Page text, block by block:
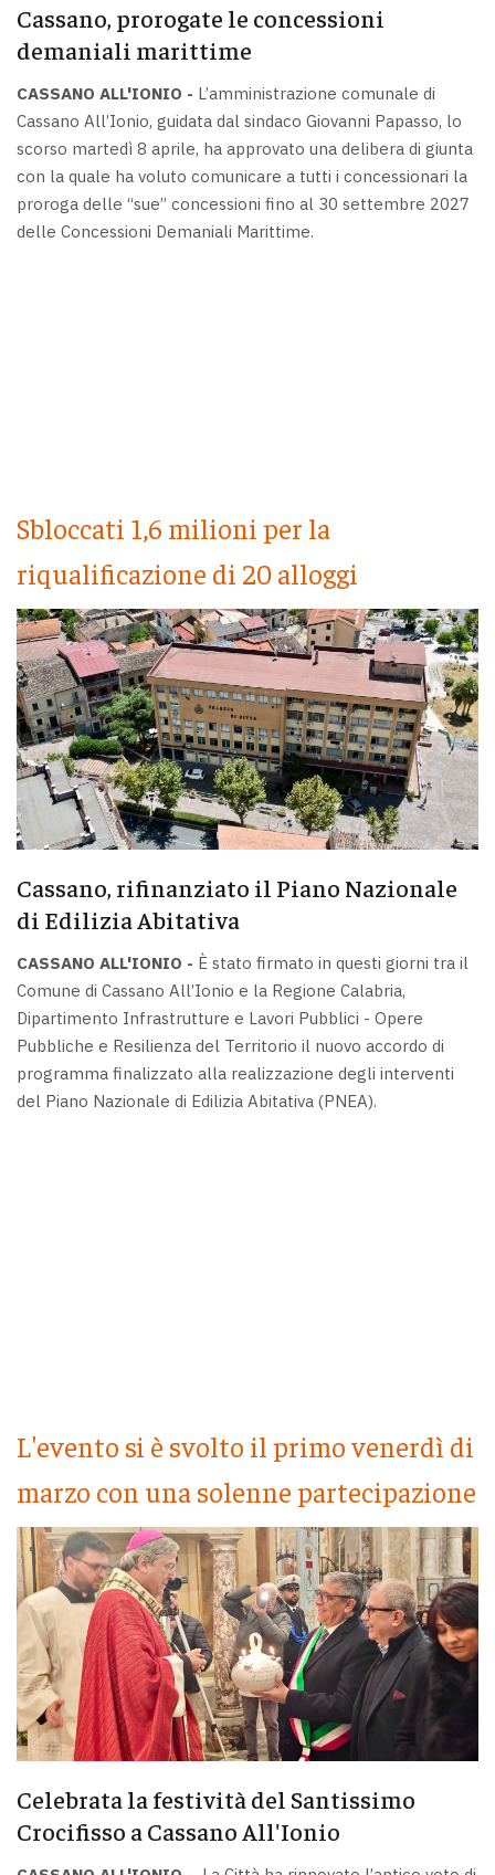
Cassano, prorogate le concessioni
demaniali marittime
CASSANO ALL'IONIO - L’amministrazione comunale di
Cassano All’Ionio, guidata dal sindaco Giovanni Papasso, lo
scorso martedì 8 aprile, ha approvato una delibera di giunta
con la quale ha voluto comunicare a tutti i concessionari la
proroga delle “sue” concessioni fino al 30 settembre 2027
delle Concessioni Demaniali Marittime.
Sbloccati 1,6 milioni per la
riqualificazione di 20 alloggi
Cassano, rifinanziato il Piano Nazionale
di Edilizia Abitativa
CASSANO ALL'IONIO - È stato firmato in questi giorni tra il
Comune di Cassano All’Ionio e la Regione Calabria,
Dipartimento Infrastrutture e Lavori Pubblici - Opere
Pubbliche e Resilienza del Territorio il nuovo accordo di
programma finalizzato alla realizzazione degli interventi
del Piano Nazionale di Edilizia Abitativa (PNEA).
L'evento si è svolto il primo venerdì di
marzo con una solenne partecipazione
Celebrata la festività del Santissimo
Crocifisso a Cassano All'Ionio